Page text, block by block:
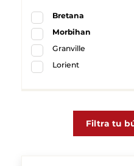
Bretana
Morbihan
Granville
Lorient
Filtra tu